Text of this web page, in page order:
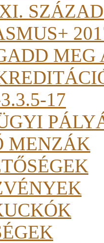
MEG
17
MENZÁK